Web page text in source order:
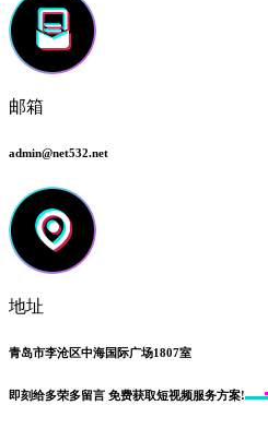
邮箱
admin@net532.net
地址
青岛市李沧区中海国际广场1807室
即刻给多荣多留言 免费获取短视频服务方案!